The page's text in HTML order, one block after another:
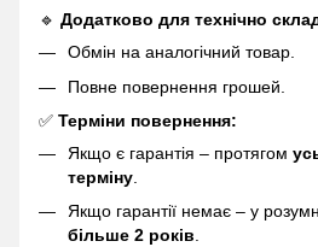
🔹 Додатково для технічно
Обмін на аналогічний товар.
Повне повернення грошей.
✅ Терміни повернення:
Якщо є гарантія – протягом
терміну
Якщо гарантії немає – у
більше 2 років.